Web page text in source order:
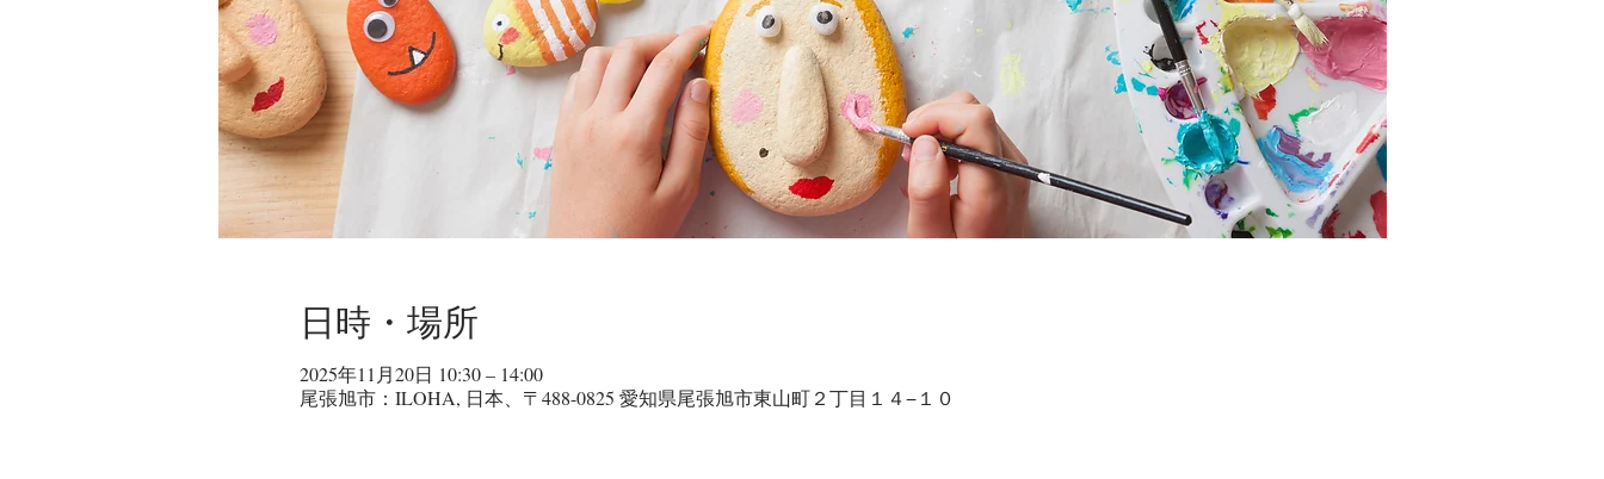
日時・場所
2025年11月20日 10:30 – 14:00
尾張旭市：ILOHA, 日本、〒488-0825 愛知県尾張旭市東山町２丁目１４−１０